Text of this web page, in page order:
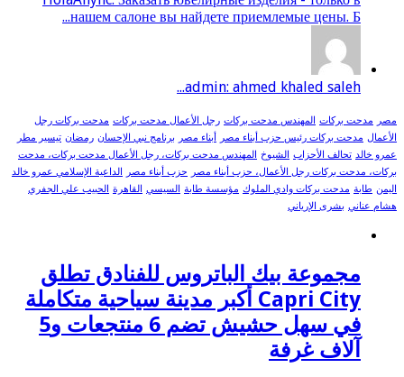
нашем салоне вы найдете приемлемые цены. Б...
admin: ahmed khaled saleh...
مصر مدحت بركات المهندس مدحت بركات رجل الأعمال مدحت بركات مدحت بركات رجل
الأعمال مدحت بركات رئيس حزب أبناء مصر أبناء مصر برنامج نبي الإحسان رمضان تيسير مطر
عمرو خالد تحالف الأحزاب الشيوخ المهندس مدحت بركات، رجل الأعمال مدحت بركات، مدحت
بركات، مدحت بركات رجل الأعمال، حزب أبناء مصر
حزب أبناء مصر
الداعية الإسلامي عمرو خالد
اليمن طابة مدحت بركات وادي الملوك مؤسسة طابة السيسي القاهرة الحبيب علي الجفري
هشام عناني بشرى الإرياني
مجموعة بيك الباتروس للفنادق تطلق
Capri City أكبر مدينة سياحية متكاملة
في سهل حشيش تضم 6 منتجعات و5
آلاف غرفة